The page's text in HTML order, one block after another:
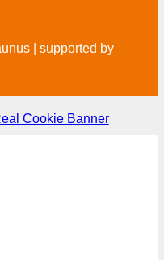
| supported by
Cookie Banner